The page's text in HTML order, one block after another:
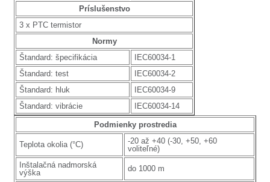
Príslušenstvo
3 x PTC termistor
Normy
Štandard: špecifikácia
IEC60034-1
Štandard: test
IEC60034-2
Štandard: hluk
IEC60034-9
Štandard: vibrácie
IEC60034-14
Podmienky prostredia
Teplota okolia (°C)
-20 až +40 (-30, +50, +60
voliteľné)
Inštalačná nadmorská
výška
do 1000 m